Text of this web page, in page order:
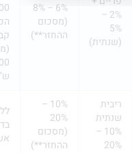
ההחזר**)
700),
הכנסה
קבועה
20%
(מסכום
ההחזר**)
אשראי